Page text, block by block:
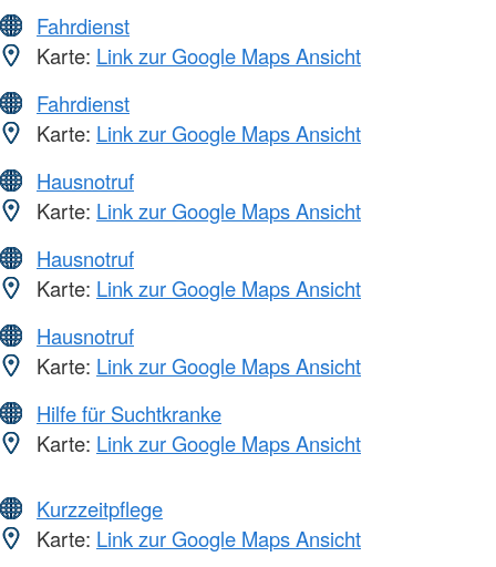
Fahrdienst
Karte: Link zur Google Maps Ansicht
Fahrdienst
Karte: Link zur Google Maps Ansicht
Hausnotruf
Karte: Link zur Google Maps Ansicht
Hausnotruf
Karte: Link zur Google Maps Ansicht
Hausnotruf
Karte: Link zur Google Maps Ansicht
Hilfe für Suchtkranke
Karte: Link zur Google Maps Ansicht
Kurzzeitpflege
Karte: Link zur Google Maps Ansicht